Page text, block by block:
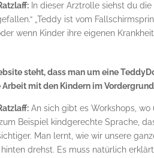
In dieser Arztrolle siehst du
„Teddy ist vom
wenn Kinder ihre eigenen
steht, dass man um eine
Arbeit mit den Kindern im
An sich gibt es Workshops,
Beispiel kindgerechte Sprache,
Man lernt, wie wir unsere
hinten drehst. Es muss natürlich